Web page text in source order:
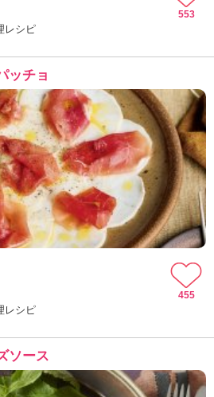
ん
の
き
ょ
う
の
料
理
」
レシピ
553
ッチョ
レシピ
455
ソース